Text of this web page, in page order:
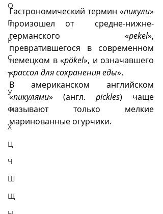
О
П
Р
С
Т
У
Ф
Х
Ц
Ч
Ш
Щ
Гастрономический термин «пикули»
произошел от  средне-нижне-
германского  «pekel»,
превратившегося в современном
немецком в «pökel», и означавшего
«рассол для сохранения еды».
В американском английском
«пикулями» (англ. pickles) чаще
называют только мелкие
маринованные огурчики.